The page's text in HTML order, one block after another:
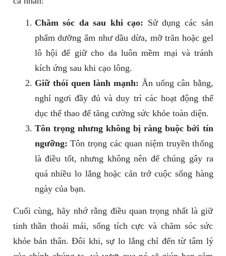
Chăm sóc da sau khi cạo: Sử dụng các sản
phẩm dưỡng ẩm như dầu dừa, mỡ trăn hoặc gel
lô hội để giữ cho da luôn mềm mại và tránh
kích ứng sau khi cạo lông.
Giữ thói quen lành mạnh: Ăn uống cân bằng,
nghỉ ngơi đầy đủ và duy trì các hoạt động thể
dục thể thao để tăng cường sức khỏe toàn diện.
Tôn trọng nhưng không bị ràng buộc bởi tín
ngưỡng: Tôn trọng các quan niệm truyền thống
là điều tốt, nhưng không nên để chúng gây ra
quá nhiều lo lắng hoặc cản trở cuộc sống hàng
ngày của bạn.
Cuối cùng, hãy nhớ rằng điều quan trọng nhất là giữ
tinh thần thoải mái, sống tích cực và chăm sóc sức
khỏe bản thân. Đôi khi, sự lo lắng chỉ đến từ tâm lý